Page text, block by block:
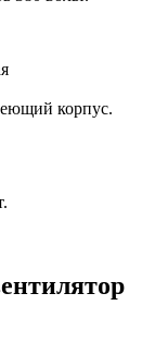
корпус.